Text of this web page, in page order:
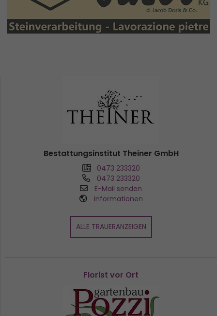
Bestattungsinstitut Theiner GmbH
0473 233320
0473 233320
E-Mail senden
Informationen
ALLE TRAUERANZEIGEN
Florist vor Ort